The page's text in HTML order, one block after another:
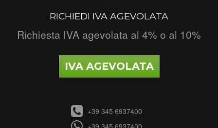
RICHIEDI IVA AGEVOLATA
Richiesta IVA agevolata al 4% o al 10%
IVA AGEVOLATA
+39 345 6937400
+39 345 6937400